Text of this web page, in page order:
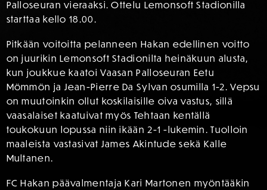
Palloseuran vieraaksi. Ottelu Lemonsoft Stadionilla
starttaa kello 18.00.
Pitkään voitoitta pelanneen Hakan edellinen voitto
on juurikin Lemonsoft Stadionilta heinäkuun alusta,
kun joukkue kaatoi Vaasan Palloseuran Eetu
Mömmön ja Jean-Pierre Da Sylvan osumilla 1-2. Vepsu
on muutoinkin ollut koskilaisille oiva vastus, sillä
vaasalaiset kaatuivat myös Tehtaan kentällä
toukokuun lopussa niin ikään 2-1 -lukemin. Tuolloin
maaleista vastasivat James Akintude sekä Kalle
Multanen.
FC Hakan päävalmentaja Kari Martonen myöntääkin